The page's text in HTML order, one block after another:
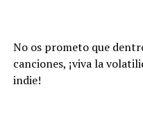
No os prometo que
canciones, ¡viva la
indie!